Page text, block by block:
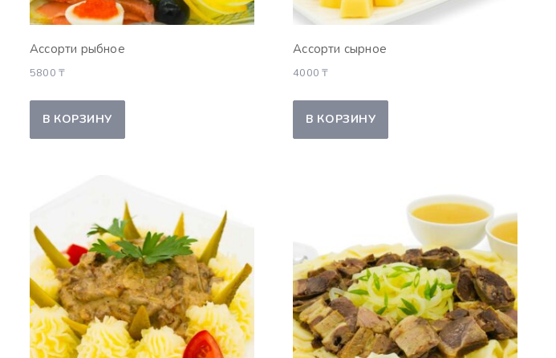
Ассорти рыбное
5800 ₸
В КОРЗИНУ
Ассорти сырное
4000₸
В КОРЗИНУ